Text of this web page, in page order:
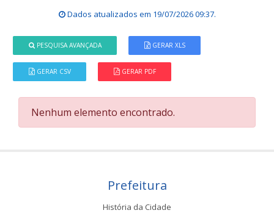
Dados atualizados em 19/07/2026 09:37.
PESQUISA AVANÇADA GERAR XLS
GERAR CSV GERAR PDF
Nenhum elemento encontrado.
Prefeitura
História da Cidade